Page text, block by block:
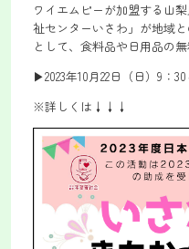
ワイエムピーが加盟する山
祉センターいさわ」が地域
として、食料品や日用品の
▶2023年10月22日（日）9：30
※詳しくは↓↓↓